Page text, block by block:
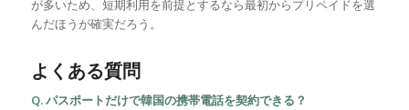
が多いため、短期利用を前提とするなら最初からプリペイドを選
んだほうが確実だろう。
よくある質問
Q. パスポートだけで韓国の携帯電話を契約できる？